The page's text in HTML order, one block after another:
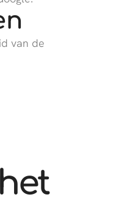
van de